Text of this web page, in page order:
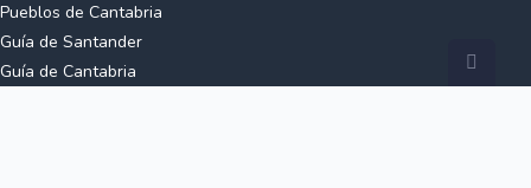
Pueblos de Cantabria
Guía de Santander
Guía de Cantabria